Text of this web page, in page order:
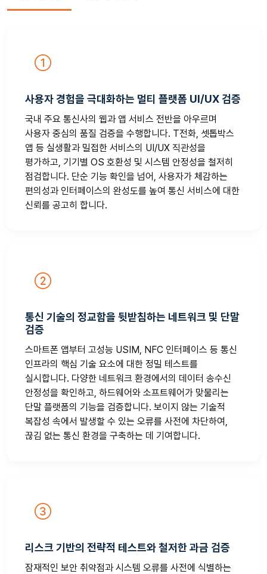
사용자 경험을 극대화하는 멀티 플랫폼 UI/UX 검증
국내 주요 통신사의 웹과 앱 서비스 전반을 아우르며
사용자 중심의 품질 검증을 수행합니다. T전화, 셋톱박스
앱 등 실생활과 밀접한 서비스의 UI/UX 직관성을
평가하고, 기기별 OS 호환성 및 시스템 안정성을 철저히
점검합니다. 단순 기능 확인을 넘어, 사용자가 체감하는
편의성과 인터페이스의 완성도를 높여 통신 서비스에 대한
신뢰를 공고히 합니다.
통신 기술의 정교함을 뒷받침하는 네트워크 및 단말
검증
스마트폰 앱부터 고성능 USIM, NFC 인터페이스 등 통신
인프라의 핵심 기술 요소에 대한 정밀 테스트를
실시합니다. 다양한 네트워크 환경에서의 데이터 송수신
안정성을 확인하고, 하드웨어와 소프트웨어가 맞물리는
단말 플랫폼의 기능을 검증합니다. 보이지 않는 기술적
복잡성 속에서 발생할 수 있는 오류를 사전에 차단하여,
끊김 없는 통신 환경을 구축하는 데 기여합니다.
리스크 기반의 전략적 테스트와 철저한 과금 검증
잠재적인 보안 취약점과 시스템 오류를 사전에 식별하는